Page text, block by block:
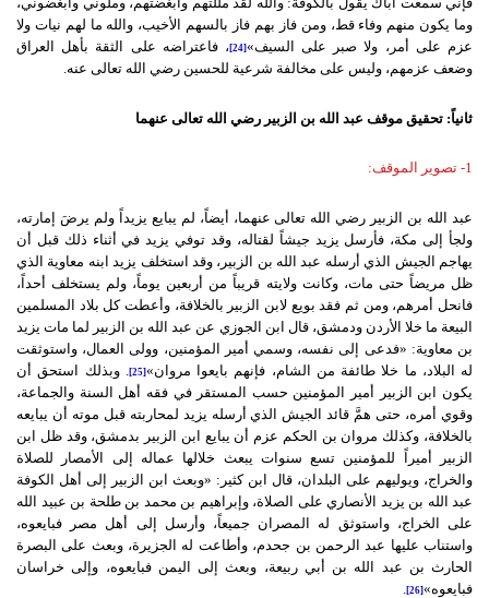
وما يكون منهم وفاء قط، ومن فاز بهم فاز بالسهم الأخيب، والله ما لهم نيات ولا
عزم على أمر، ولا صبر على السيف»[24]
، فاعتراضه على الثقة بأهل العراق
وضعف عزمهم، وليس على مخالفة شرعية للحسين رضي الله تعالى عنه.
ثانياً: تحقيق موقف عبد الله بن الزبير رضي الله تعالى عنهما
1- تصوير الموقف:
عبد الله بن الزبير رضي الله تعالى عنهما، أيضاً، لم يبايع يزيداً ولم يرضَ إمارته،
ولجأ إلى مكة، فأرسل يزيد جيشاً لقتاله، وقد توفي يزيد في أثناء ذلك قبل أن
يهاجم الجيش الذي أرسله عبد الله بن الزبير، وقد استخلف يزيد ابنه معاوية الذي
ظل مريضاً حتى مات، وكانت ولايته قريباً من أربعين يوماً، ولم يستخلف أحداً،
فانحل أمرهم، ومن ثم فقد بويع لابن الزبير بالخلافة، وأعطت كل بلاد المسلمين
البيعة ما خلا الأردن ودمشق، قال ابن الجوزي عن عبد الله بن الزبير لما مات يزيد
بن معاوية: «فدعى إلى نفسه، وسمي أمير المؤمنين، وولى العمال، واستوثقت
له البلاد، ما خلا طائفة من الشام، فإنهم بايعوا مروان»[25]
. وبذلك استحق أن
يكون ابن الزبير أمير المؤمنين حسب المستقر في فقه أهل السنة والجماعة،
وقوي أمره، حتى همَّ قائد الجيش الذي أرسله يزيد لمحاربته قبل موته أن يبايعه
بالخلافة، وكذلك مروان بن الحكم عزم أن يبايع ابن الزبير بدمشق، وقد ظل ابن
الزبير أميراً للمؤمنين تسع سنوات يبعث خلالها عماله إلى الأمصار للصلاة
والخراج، ويوليهم على البلدان، قال ابن كثير: «وبعث ابن الزبير إلى أهل الكوفة
عبد الله بن يزيد الأنصاري على الصلاة، وإبراهيم بن محمد بن طلحة بن عبيد الله
على الخراج، واستوثق له المصران جميعاً، وأرسل إلى أهل مصر فبايعوه،
واستناب عليها عبد الرحمن بن جحدم، وأطاعت له الجزيرة، وبعث على البصرة
الحارث بن عبد الله بن أبي ربيعة، وبعث إلى اليمن فبايعوه، وإلى خراسان
فبايعوه»[26]